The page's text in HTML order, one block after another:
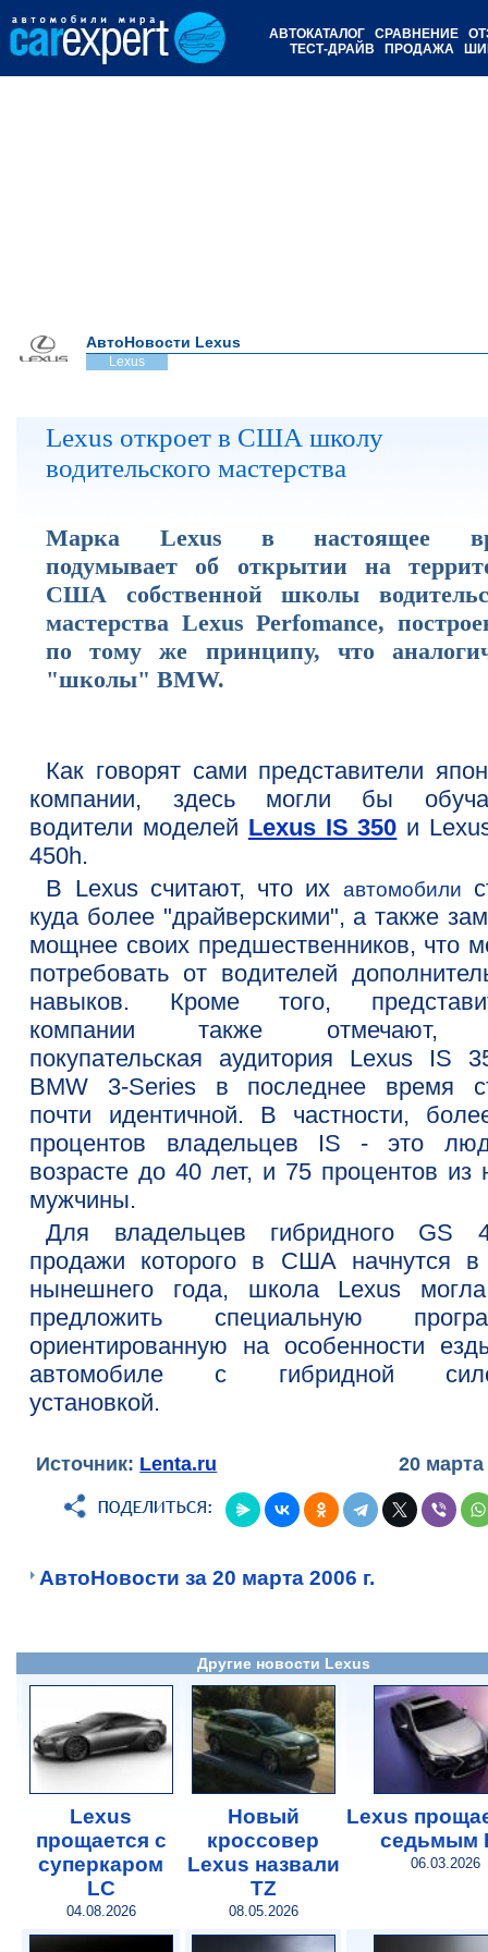
АВТОКАТАЛОГ СРАВНЕНИЕ
ТЕСТ-ДРАЙВ
ПРОДАЖА
АвтоНовости Lexus
Lexus
Lexus откроет в США школу
водительского мастерства
Марка Lexus в настоящее
подумывает об открытии на
США собственной школы
мастерства Lexus Perfomance,
по тому же принципу, что
"школы" BMW.
Как говорят сами представители
компании, здесь могли бы
водители моделей Lexus IS 350 и
450h.
В Lexus считают, что их автомобили
куда более "драйверскими", а также
мощнее своих предшественников, что
потребовать от водителей
навыков. Кроме того,
компании также отмечают,
покупательская аудитория Lexus IS
BMW 3-Series в последнее время
почти идентичной. В частности,
процентов владельцев IS - это
возрасте до 40 лет, и 75 процентов из
мужчины.
Для владельцев гибридного GS
продажи которого в США начнутся
нынешнего года, школа Lexus
предложить специальную
ориентированную на особенности
автомобиле с гибридной
установкой.
Источник: Lenta.ru 20 марта
АвтоНовости за 20 марта 2006 г.
Другие новости Lexus
Lexus
прощается с
суперкаром
LC
04.08.2026
Новый
кроссовер
Lexus назвали
TZ
08.05.2026
Lexus
седьмым
06.03.2026